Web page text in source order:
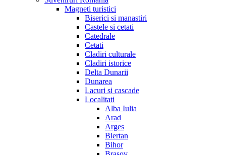
Magneti turistici
Biserici si manastiri
Castele si cetati
Catedrale
Cetati
Cladiri culturale
Cladiri istorice
Delta Dunarii
Dunarea
Lacuri si cascade
Localitati
Alba Iulia
Arad
Arges
Biertan
Bihor